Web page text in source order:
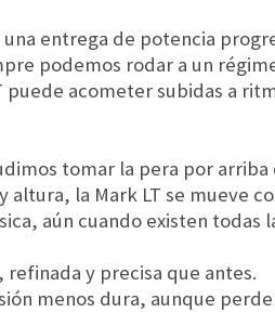
una entrega de potencia
podemos rodar a un
puede acometer subidas a
tomar la pera por
altura, la Mark LT se mueve
aún cuando existen todas
refinada y precisa que antes.
menos dura, aunque